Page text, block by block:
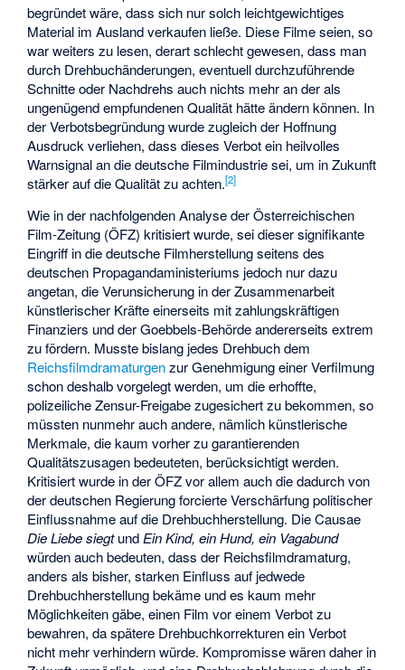
begründet wäre, dass sich nur solch leichtgewichtiges
Material im Ausland verkaufen ließe. Diese Filme seien, so
war weiters zu lesen, derart schlecht gewesen, dass man
durch Drehbuchänderungen, eventuell durchzuführende
Schnitte oder Nachdrehs auch nichts mehr an der als
ungenügend empfundenen Qualität hätte ändern können. In
der Verbotsbegründung wurde zugleich der Hoffnung
Ausdruck verliehen, dass dieses Verbot ein heilvolles
Warnsignal an die deutsche Filmindustrie sei, um in Zukunft
stärker auf die Qualität zu achten.[2]
Wie in der nachfolgenden Analyse der Österreichischen
Film-Zeitung (ÖFZ) kritisiert wurde, sei dieser signifikante
Eingriff in die deutsche Filmherstellung seitens des
deutschen Propagandaministeriums jedoch nur dazu
angetan, die Verunsicherung in der Zusammenarbeit
künstlerischer Kräfte einerseits mit zahlungskräftigen
Finanziers und der Goebbels-Behörde andererseits extrem
zu fördern. Musste bislang jedes Drehbuch dem
Reichsfilmdramaturgenzur Genehmigung einer Verfilmung
schon deshalb vorgelegt werden, um die erhoffte,
polizeiliche Zensur-Freigabe zugesichert zu bekommen, so
müssten nunmehr auch andere, nämlich künstlerische
Merkmale, die kaum vorher zu garantierenden
Qualitätszusagen bedeuteten, berücksichtigt werden.
Kritisiert wurde in der ÖFZ vor allem auch die dadurch von
der deutschen Regierung forcierte Verschärfung politischer
Einflussnahme auf die Drehbuchherstellung. Die Causae
Die Liebe siegtund Ein Kind, ein Hund, ein Vagabund
würden auch bedeuten, dass der Reichsfilmdramaturg,
anders als bisher, starken Einfluss auf jedwede
Drehbuchherstellung bekäme und es kaum mehr
Möglichkeiten gäbe, einen Film vor einem Verbot zu
bewahren, da spätere Drehbuchkorrekturen ein Verbot
nicht mehr verhindern würde. Kompromisse wären daher in